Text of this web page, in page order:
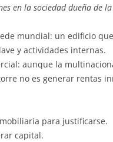
en la sociedad dueña de
mundial: un edificio
y actividades internas.
aunque la
no es generar rentas
para justificarse.
capital.